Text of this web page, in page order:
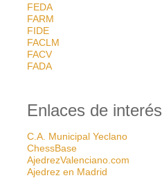
FEDA
FARM
FIDE
FACLM
FACV
FADA
Enlaces de interés
C.A. Municipal Yeclano
ChessBase
AjedrezValenciano.com
Ajedrez en Madrid